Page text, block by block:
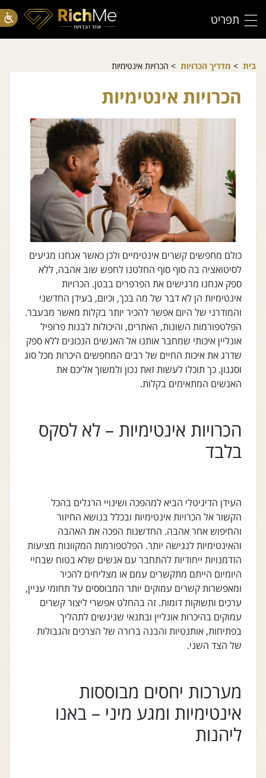
תפריט
בית > מדריך הכרויות > הכרויות אינטימיות
הכרויות אינטימיות
כולם מחפשים קשרים אינטימיים ולכן כאשר אנחנו מגיעים
לסיטואציה בה סוף סוף החלטנו לחפש שוב אהבה, ללא
ספק אנחנו מרגישים את הפרפרים בבטן. הכרויות
אינטימיות הן לא דבר של מה בכך, וכיום, בעידן החדשני
והמודרני של היום אפשר להכיר יותר בקלות מאשר מבעבר.
הפלטפורמות השונות, האתרים, והיכולות לבנות פרופיל
אונליין איכותי שמחבר אותנו אל האנשים הנכונים ללא ספק
שדרג את איכות החיים של רבים המחפשים היכרות מכל סוג
וסגנון. כך תוכלו לעשות זאת נכון ולמשוך אליכם את
האנשים המתאימים בקלות.
הכרויות אינטימיות – לא לסקס
בלבד
העידן הדיגיטלי הביא למהפכה ושינויי הרגלים בהכל
הקשור אל הכרויות אינטימיות ובכלל בנושא החיזור
והחיפוש אחר אהבה. החדשנות הפכה את האהבה
והאינטימיות לנגישה יותר. הפלטפורמות המקוונות מציעות
הזדמנויות ייחודיות להתחבר עם אנשים שלא בטוח שבחיי
היומיום הייתם מתקשרים עמם או מצליחים להכיר
ומאפשרות קשרים עמוקים יותר המבוססים על תחומי עניין,
ערכים ותשוקות דומות. זה בהחלט אפשרי ליצור קשרים
עמוקים בהיכרות אונליין ובתנאי שניגשים לתהליך
בפתיחות, אותנטיות והבנה ברורה של הצרכים והגבולות
של הצד השני.
מערכות יחסים מבוססות
אינטימיות ומגע מיני – באנו
ליהנות